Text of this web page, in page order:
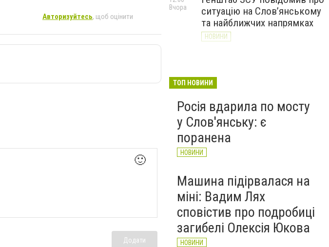
Авторизуйтесь, щоб оцінити
🙂
Додати
ситуацію на Слов’янському
та найближчих напрямках
НОВИНИ
Вчора
великої війни: 7 серпня
ТОП НОВИНИ
Росія вдарила по мосту
у Слов'янську: є
поранена
НОВИНИ
Машина підірвалася на
міні: Вадим Лях
сповістив про подробиці
загибелі Олексія Юкова
НОВИНИ